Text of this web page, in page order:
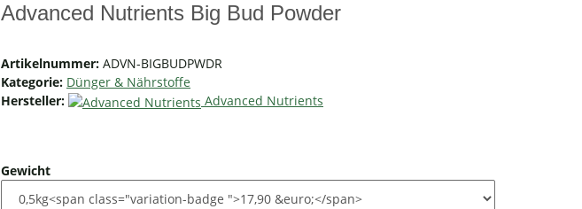
Advanced Nutrients Big Bud Powder
Artikelnummer: ADVN-BIGBUDPWDR
Kategorie: Dünger & Nährstoffe
Hersteller:
Advanced Nutrients
Gewicht